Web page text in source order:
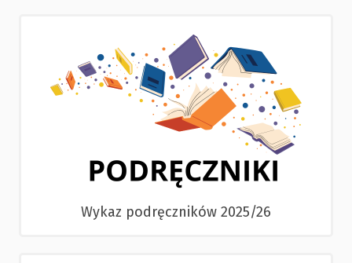
Wykaz podręczników 2025/26